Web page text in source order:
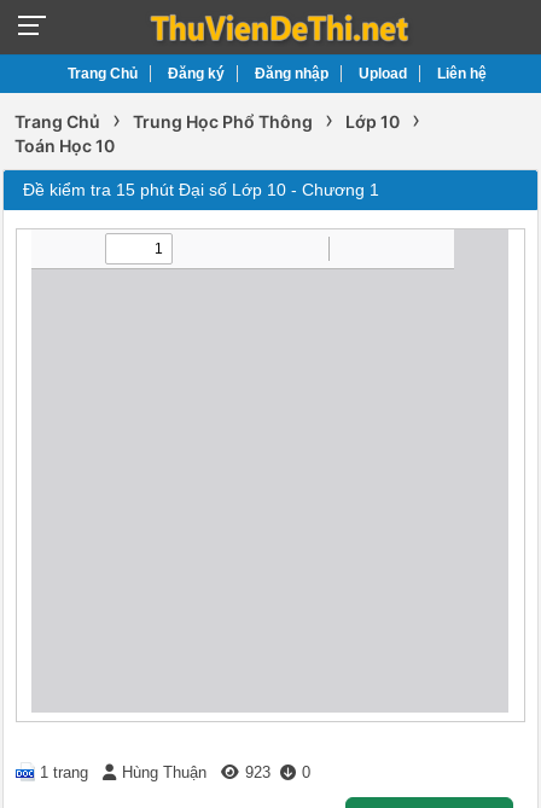
Trang Chủ Đăng ký Đăng nhập Upload Liên hệ
Trang Chủ › Trung Học Phổ Thông › Lớp 10 ›
Toán Học 10
Đề kiểm tra 15 phút Đại số Lớp 10 - Chương 1
1 trang Hùng Thuận 923 0